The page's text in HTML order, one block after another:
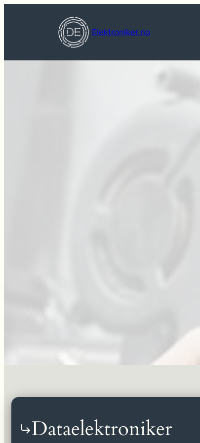
Elektroniker.no
Dataelektroniker